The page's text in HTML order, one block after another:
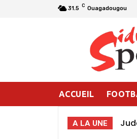
31.5 C Ouagadougou
ACCUEIL
A LA UNE